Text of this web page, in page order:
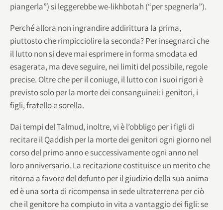
piangerla”) si leggerebbe we-likhbotah (“per spegnerla”).
Perché allora non ingrandire addirittura la prima,
piuttosto che rimpicciolire la seconda? Per insegnarci che
il lutto non si deve mai esprimere in forma smodata ed
esagerata, ma deve seguire, nei limiti del possibile, regole
precise. Oltre che per il coniuge, il lutto con i suoi rigori è
previsto solo per la morte dei consanguinei: i genitori, i
figli, fratello e sorella.
Dai tempi del Talmud, inoltre, vi è l’obbligo per i figli di
recitare il Qaddish per la morte dei genitori ogni giorno nel
corso del primo anno e successivamente ogni anno nel
loro anniversario. La recitazione costituisce un merito che
ritorna a favore del defunto per il giudizio della sua anima
ed è una sorta di ricompensa in sede ultraterrena per ciò
che il genitore ha compiuto in vita a vantaggio dei figli: se